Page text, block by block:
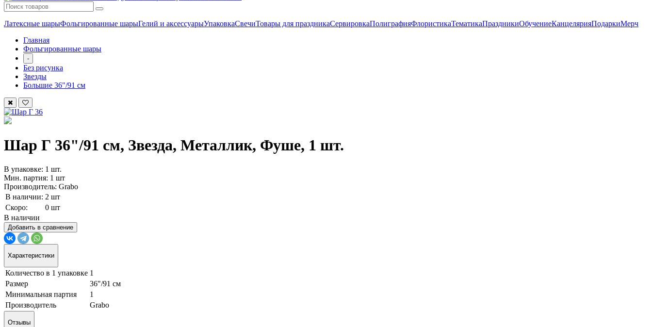
Латексные шарыФольгированные шарыГелий и аксессуарыУпаковкаСвечиТовары для праздникаСервировкаПолиграфияФлористикаТематикаПраздникиОбучениеКанцелярияПодаркиМерч
Главная
Фольгированные шары
-
Без рисунка
Звезды
Большие 36"/91 см
Шар Г 36"/91 см, Звезда, Металлик, Фуше, 1 шт.
В упаковке: 1 шт.
Мин. партия: 1 шт
Производитель: Grabo
В наличии: 2 шт
Скоро:
0 шт
В наличии
Добавить в сравнение
Характеристики
Количество в 1 упаковке 1
Размер
36"/91 см
Минимальная партия
1
Производитель
Grabo
Отзывы